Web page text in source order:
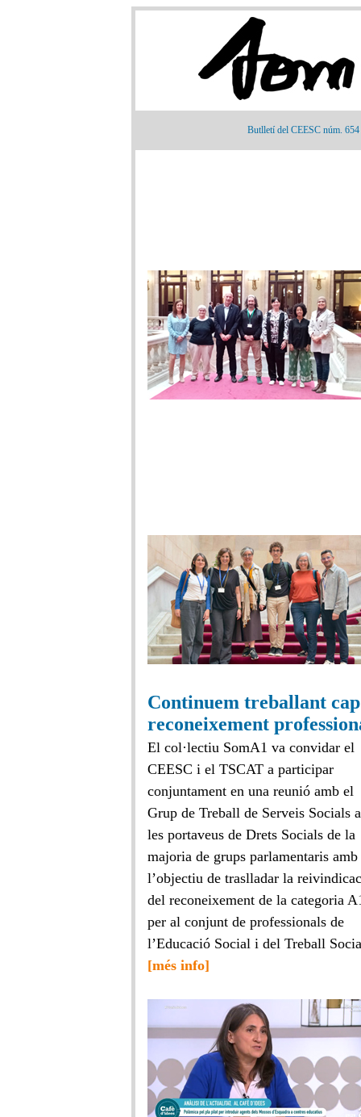
Butlletí del CEESC núm.
Continuem treballant
reconeixement
El col·lectiu SomA1 va convidar el
CEESC i el TSCAT a participar
conjuntament en una reunió amb el
Grup de Treball de Serveis Socials
les portaveus de Drets Socials de la
majoria de grups parlamentaris amb
l’objectiu de traslladar la
del reconeixement de la categoria
per al conjunt de professionals de
l’Educació Social i del Treball
[més info]